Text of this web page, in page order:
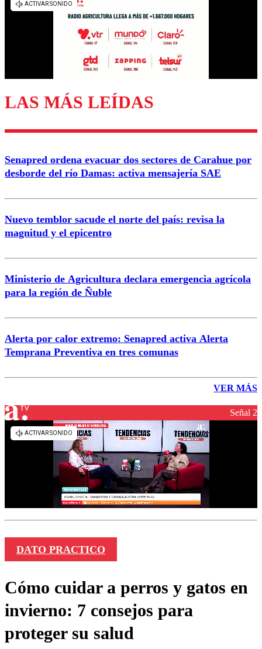
Enviar comentario
LAS MÁS LEÍDAS
Senapred ordena evacuar dos sectores de Carahue por
desborde del río Damas: activa mensajería SAE
Nuevo temblor sacude el norte del país: revisa la
magnitud y el epicentro
Ministerio de Agricultura declara emergencia agrícola
para la región de Ñuble
Alerta por calor extremo: Senapred activa Alerta
Temprana Preventiva en tres comunas
VER MÁS
Señal 2
DATO PRACTICO
Cómo cuidar a perros y gatos en
invierno: 7 consejos para
proteger su salud